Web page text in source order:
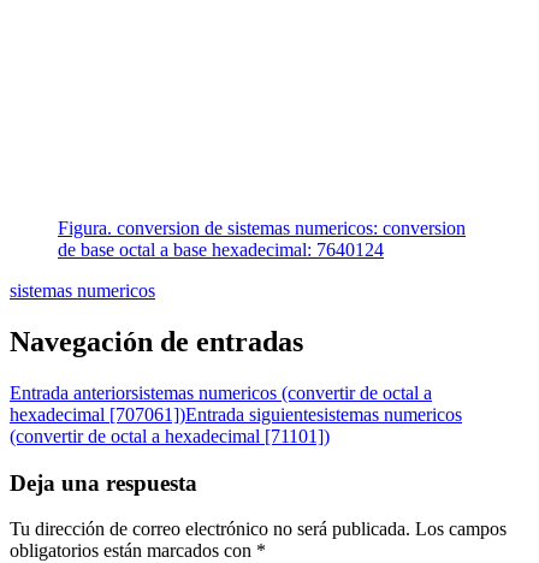
Figura. conversion de sistemas numericos: conversion
de base octal a base hexadecimal: 7640124
sistemas numericos
Navegación de entradas
Entrada anteriorsistemas numericos (convertir de octal a
hexadecimal [707061])Entrada siguientesistemas numericos
(convertir de octal a hexadecimal [71101])
Deja una respuesta
Tu dirección de correo electrónico no será publicada. Los campos
obligatorios están marcados con *